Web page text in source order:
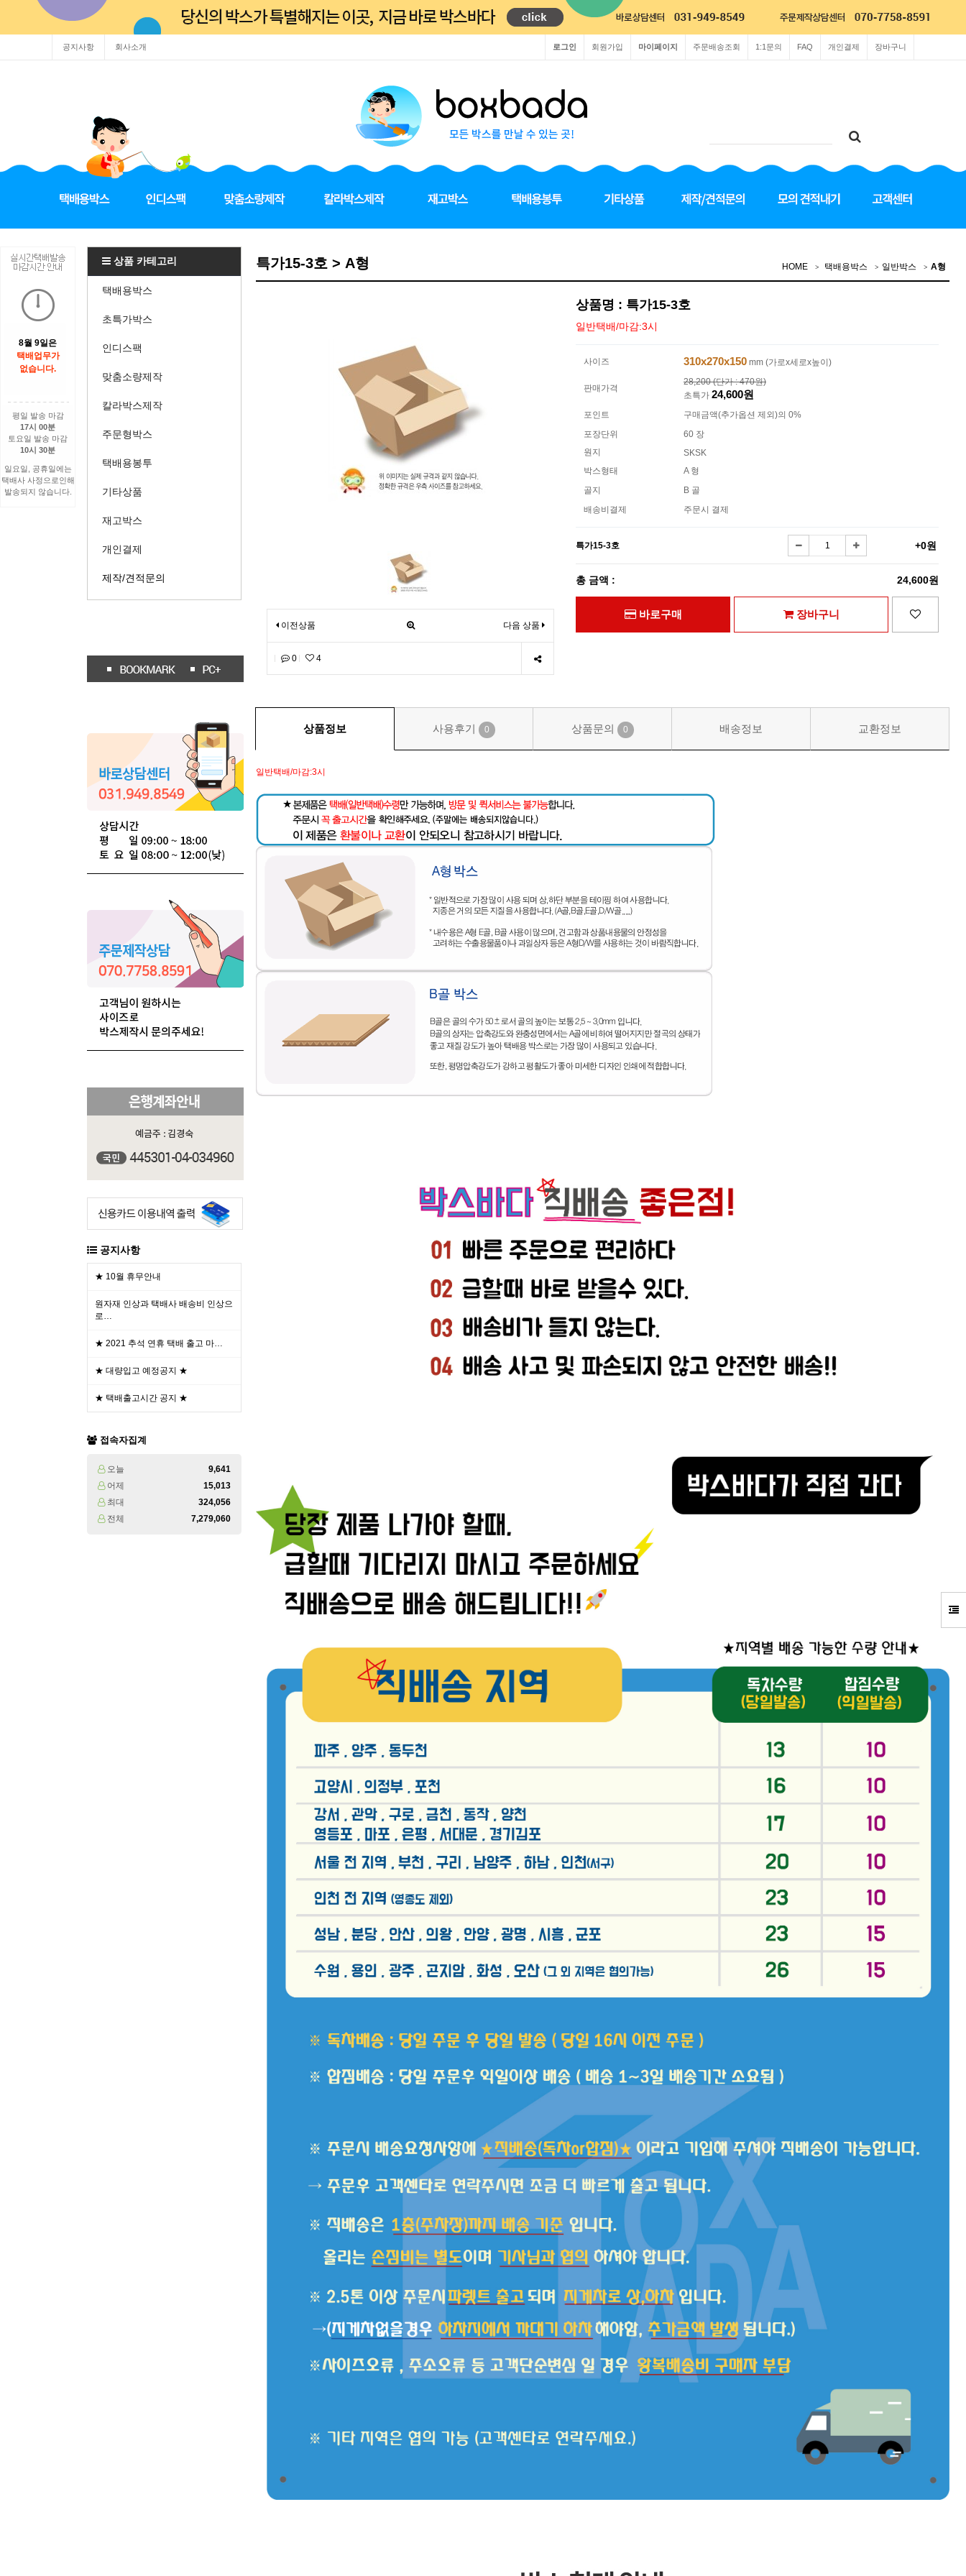
공지사항 회사소개 장바구니
개인결제
FAQ
1:1문의
주문배송조회
마이페이지
회원가입
로그인
8월 9일은
택배업무가
없습니다.
평일 발송 마감
17시 00분
토요일 발송 마감
10시 30분
일요일, 공휴일에는
택배사 사정으로인해
발송되지 않습니다.
상품 카테고리
택배용박스
초특가박스
인디스팩
맞춤소량제작
칼라박스제작
주문형박스
택배용봉투
기타상품
재고박스
개인결제
제작/견적문의
공지사항
★ 10월 휴무안내
원자재 인상과 택배사 배송비 인상으
로…
★ 2021 추석 연휴 택배 출고 마…
★ 대량입고 예정공지 ★
★ 택배출고시간 공지 ★
접속자집계
오늘
9,641
어제
15,013
최대
324,056
전체
7,279,060
특가15-3호 > A형 HOME 택배용박스 일반박스 A형
이전상품 다음 상품
0 4
상품명 : 특가15-3호
일반택배/마감:3시
사이즈 310x270x150 mm (가로x세로x높이)
판매가격
28,200 (단가 : 470원)
초특가 24,600원
포인트
구매금액(추가옵션 제외)의 0%
포장단위
60 장
원지
SKSK
박스형태
A 형
골지
B 골
배송비결제
주문시 결제
특가15-3호 +0원
총 금액 : 24,600원
바로구매 장바구니
상품정보 사용후기 0 상품문의 0 배송정보 교환정보
일반택배/마감:3시